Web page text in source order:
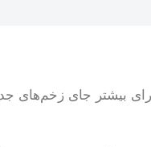
بیشتر جای زخم‌های